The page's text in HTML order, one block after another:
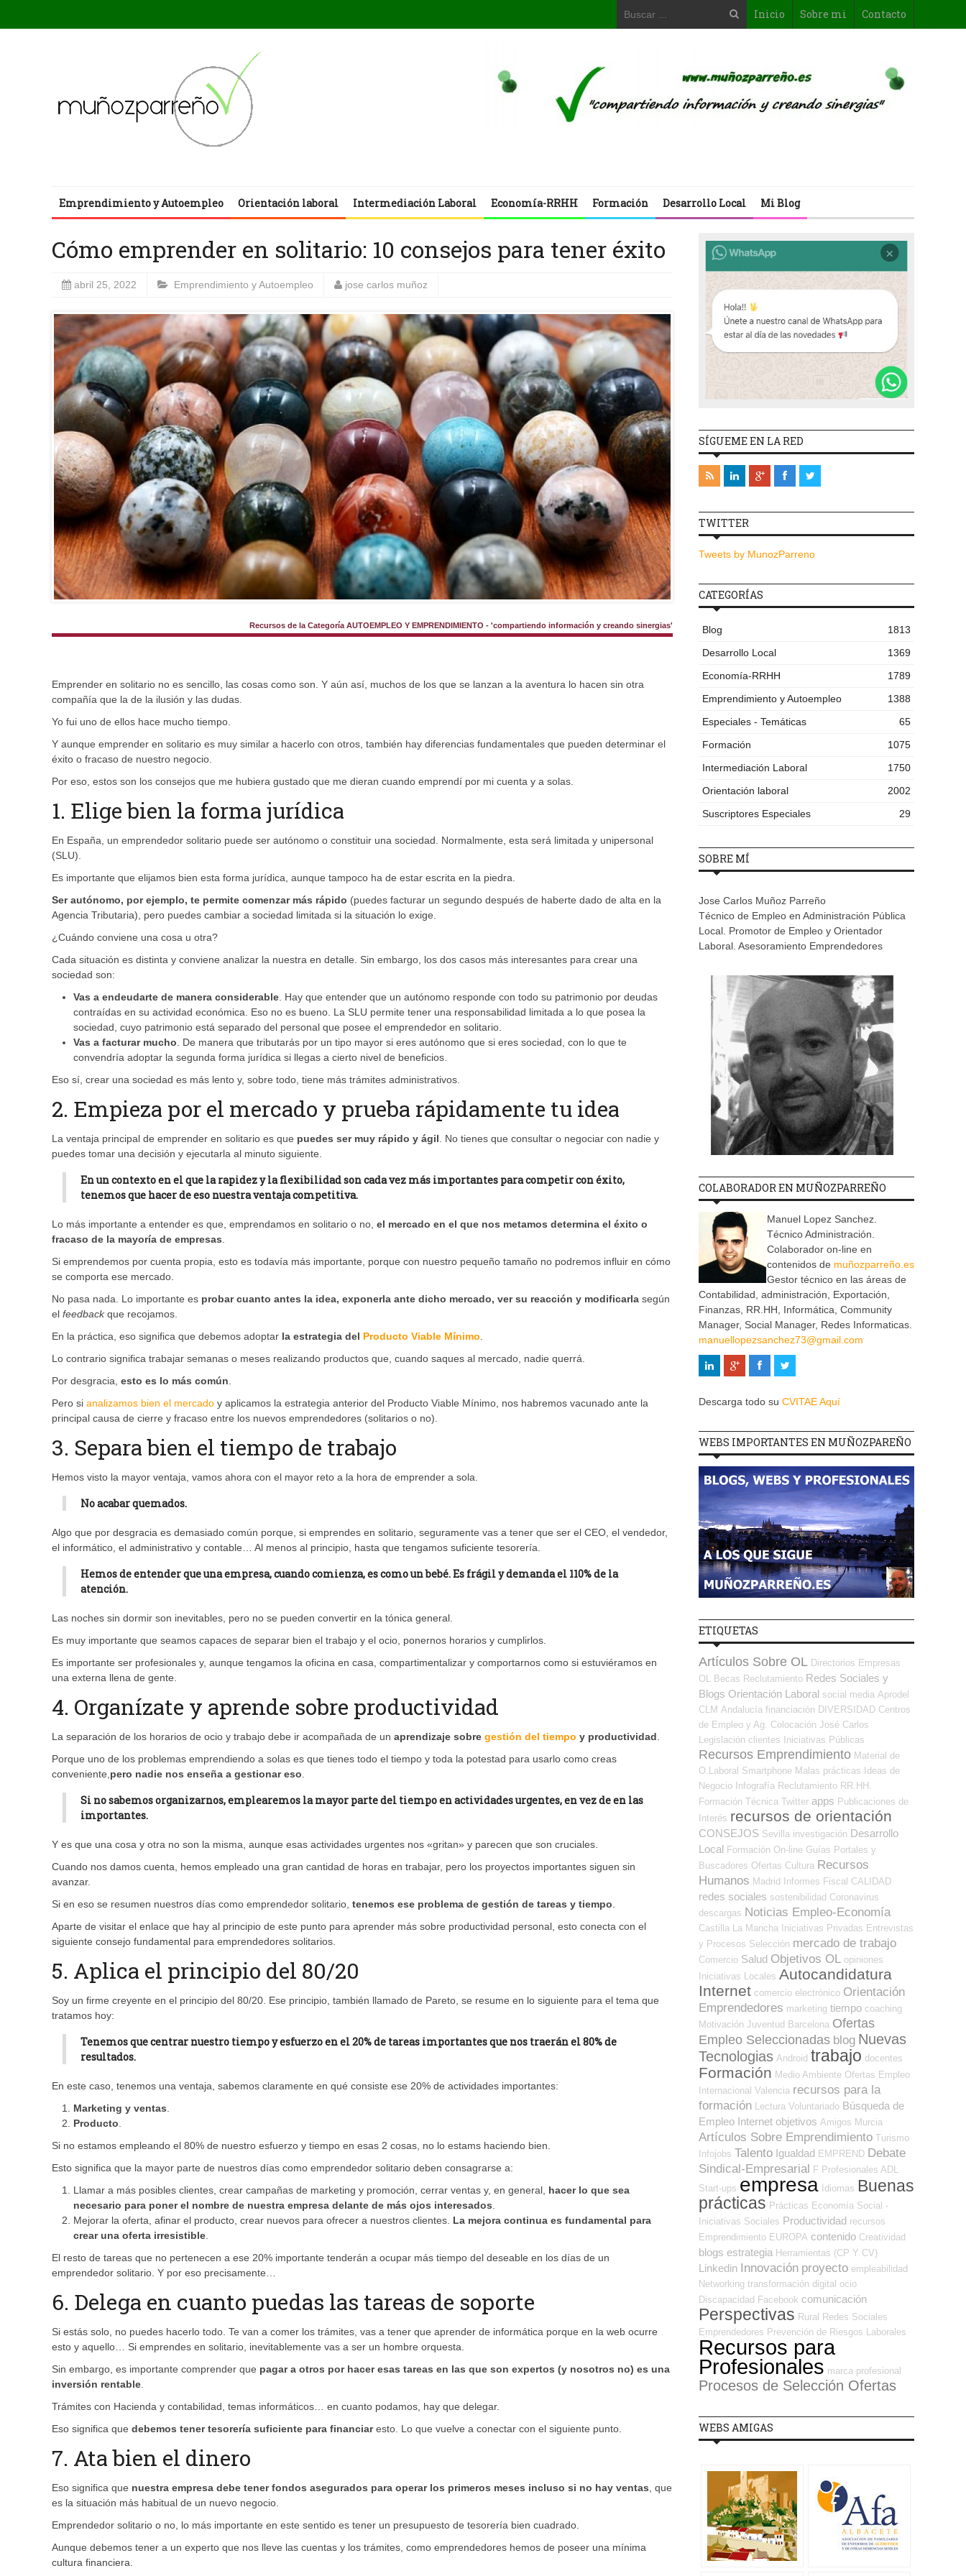
Inicio Sobre mi Contacto
Emprendimiento y Autoempleo Orientación laboral Intermediación Laboral Economía-RRHH Formación Desarrollo Local Mi Blog
Cómo emprender en solitario: 10 consejos para tener éxito
abril 25, 2022 Emprendimiento y Autoempleo jose carlos muñoz
Recursos de la Categoría AUTOEMPLEO Y EMPRENDIMIENTO - 'compartiendo información y creando sinergias'
Emprender en solitario no es sencillo, las cosas como son. Y aún así, muchos de los que se lanzan a la aventura lo hacen sin otra
compañía que la de la ilusión y las dudas.
Yo fui uno de ellos hace mucho tiempo.
Y aunque emprender en solitario es muy similar a hacerlo con otros, también hay diferencias fundamentales que pueden determinar el
éxito o fracaso de nuestro negocio.
Por eso, estos son los consejos que me hubiera gustado que me dieran cuando emprendí por mi cuenta y a solas.
1. Elige bien la forma jurídica
En España, un emprendedor solitario puede ser autónomo o constituir una sociedad. Normalmente, esta será limitada y unipersonal
(SLU).
Es importante que elijamos bien esta forma jurídica, aunque tampoco ha de estar escrita en la piedra.
Ser autónomo, por ejemplo, te permite comenzar más rápido (puedes facturar un segundo después de haberte dado de alta en la
Agencia Tributaria), pero puedes cambiar a sociedad limitada si la situación lo exige.
¿Cuándo conviene una cosa u otra?
Cada situación es distinta y conviene analizar la nuestra en detalle. Sin embargo, los dos casos más interesantes para crear una
sociedad son:
Vas a endeudarte de manera considerable. Hay que entender que un autónomo responde con todo su patrimonio por deudas
contraídas en su actividad económica. Eso no es bueno. La SLU permite tener una responsabilidad limitada a lo que posea la
sociedad, cuyo patrimonio está separado del personal que posee el emprendedor en solitario.
Vas a facturar mucho. De manera que tributarás por un tipo mayor si eres autónomo que si eres sociedad, con lo que te
convendría adoptar la segunda forma jurídica si llegas a cierto nivel de beneficios.
Eso sí, crear una sociedad es más lento y, sobre todo, tiene más trámites administrativos.
2. Empieza por el mercado y prueba rápidamente tu idea
La ventaja principal de emprender en solitario es que puedes ser muy rápido y ágil. No tienes que consultar o negociar con nadie y
puedes tomar una decisión y ejecutarla al minuto siguiente.
En un contexto en el que la rapidez y la flexibilidad son cada vez más importantes para competir con éxito,
tenemos que hacer de eso nuestra ventaja competitiva.
Lo más importante a entender es que, emprendamos en solitario o no, el mercado en el que nos metamos determina el éxito o
fracaso de la mayoría de empresas.
Si emprendemos por cuenta propia, esto es todavía más importante, porque con nuestro pequeño tamaño no podremos influir en cómo
se comporta ese mercado.
No pasa nada. Lo importante es probar cuanto antes la idea, exponerla ante dicho mercado, ver su reacción y modificarla según
el feedbackque recojamos.
En la práctica, eso significa que debemos adoptar la estrategia del Producto Viable Mínimo.
Lo contrario significa trabajar semanas o meses realizando productos que, cuando saques al mercado, nadie querrá.
Por desgracia, esto es lo más común.
Pero si analizamos bien el mercado y aplicamos la estrategia anterior del Producto Viable Mínimo, nos habremos vacunado ante la
principal causa de cierre y fracaso entre los nuevos emprendedores (solitarios o no).
3. Separa bien el tiempo de trabajo
Hemos visto la mayor ventaja, vamos ahora con el mayor reto a la hora de emprender a sola.
No acabar quemados.
Algo que por desgracia es demasiado común porque, si emprendes en solitario, seguramente vas a tener que ser el CEO, el vendedor,
el informático, el administrativo y contable… Al menos al principio, hasta que tengamos suficiente tesorería.
Hemos de entender que una empresa, cuando comienza, es como un bebé.Es frágil y demanda el 110% de la
atención.
Las noches sin dormir son inevitables, pero no se pueden convertir en la tónica general.
Es muy importante que seamos capaces de separar bien el trabajo y el ocio, ponernos horarios y cumplirlos.
Es importante ser profesionales y, aunque tengamos la oficina en casa, compartimentalizar y comportarnos como si estuviéramos en
una externa llena de gente.
4. Organízate y aprende sobre productividad
La separación de los horarios de ocio y trabajo debe ir acompañada de un aprendizaje sobre gestión del tiempo y productividad.
Porque uno de los problemas emprendiendo a solas es que tienes todo el tiempo y toda la potestad para usarlo como creas
conveniente,pero nadie nos enseña a gestionar eso.
Si no sabemos organizarnos,emplearemos la mayor parte del tiempo en actividades urgentes, en vez de en las
importantes.
Y es que una cosa y otra no son la misma, aunque esas actividades urgentes nos «gritan» y parecen que son cruciales.
Cuando nos damos cuenta, hemos empleado una gran cantidad de horas en trabajar, pero los proyectos importantes siguen sin
avanzar.
Si en eso se resumen nuestros días como emprendedor solitario, tenemos ese problema de gestión de tareas y tiempo.
Aparte de visitar el enlace que hay al principio de este punto para aprender más sobre productividad personal, esto conecta con el
siguiente consejo fundamental para emprendedores solitarios.
5. Aplica el principio del 80/20
Soy un firme creyente en el principio del 80/20. Ese principio, también llamado de Pareto, se resume en lo siguiente para el tema que
tratamos hoy:
Tenemos que centrar nuestro tiempo y esfuerzoen el 20% de tareas importantes que nos traerán el 80% de
resultados.
En este caso, tenemos una ventaja, sabemos claramente en qué consiste ese 20% de actividades importantes:
Marketing y ventas.
Producto.
Si no estamos empleando el 80% de nuestro esfuerzo y tiempo en esas 2 cosas, no lo estams haciendo bien.
Esto significa que la mayor parte de nuestros días como emprendedor solitario deben consagrarse a:
Llamar a más posibles clientes, crear campañas de marketing y promoción, cerrar ventas y, en general, hacer lo que sea
necesario para poner el nombre de nuestra empresa delante de más ojos interesados.
Mejorar la oferta, afinar el producto, crear nuevos para ofrecer a nuestros clientes. La mejora continua es fundamental para
crear una oferta irresistible.
El resto de tareas que no pertenecen a ese 20% importante tenderán a ocupar más tiempo del deseable en los días de un
emprendedor solitario. Y por eso precisamente…
6. Delega en cuanto puedas las tareas de soporte
Si estás solo, no puedes hacerlo todo. Te van a comer los trámites, vas a tener que aprender de informática porque en la web ocurre
esto y aquello… Si emprendes en solitario, inevitablemente vas a ser un hombre orquesta.
Sin embargo, es importante comprender que pagar a otros por hacer esas tareas en las que son expertos (y nosotros no) es una
inversión rentable.
Trámites con Hacienda y contabilidad, temas informáticos… en cuanto podamos, hay que delegar.
Eso significa que debemos tener tesorería suficiente para financiaresto. Lo que vuelve a conectar con el siguiente punto.
7. Ata bien el dinero
Eso significa que nuestra empresa debe tener fondos asegurados para operar los primeros meses incluso si no hay ventas, que
es la situación más habitual de un nuevo negocio.
Emprendedor solitario o no, lo más importante en este sentido es tener un presupuesto de tesorería bien cuadrado.
Aunque debemos tener a un experto que nos lleve las cuentas y los trámites, como emprendedores hemos de poseer una mínima
cultura financiera.
SÍGUEME EN LA RED
TWITTER
Tweets by MunozParreno
CATEGORÍAS
Blog
1813
Desarrollo Local
1369
Economía-RRHH
1789
Emprendimiento y Autoempleo
1388
Especiales - Temáticas
65
Formación
1075
Intermediación Laboral
1750
Orientación laboral
2002
Suscriptores Especiales
29
SOBRE MÍ
Jose Carlos Muñoz Parreño
Técnico de Empleo en Administración Pública
Local. Promotor de Empleo y Orientador
Laboral. Asesoramiento Emprendedores
COLABORADOR EN MUÑOZPARREÑO
Manuel Lopez Sanchez.
Técnico Administración.
Colaborador on-line en
contenidos de muñozparreño.es
Gestor técnico en las áreas de
Contabilidad, administración, Exportación,
Finanzas, RR.HH, Informática, Community
Manager, Social Manager, Redes Informaticas.
manuellopezsanchez73@gmail.com
Descarga todo su CVITAE Aquí
WEBS IMPORTANTES EN MUÑOZPAREÑO
ETIQUETAS
Artículos Sobre OL Directorios Empresas
OL
Becas Reclutamiento Redes Sociales y
Blogs Orientación Laboral social media Aprodel
CLM Andalucía financiación DIVERSIDAD Centros
de Empleo y Ag. Colocación José Carlos
Legislación clientes Iniciativas Públicas
Recursos Emprendimiento Material de
O.Laboral Smartphone Malas prácticas
Ideas de
Negocio Infografía Reclutamiento RR.HH.
Formación Técnica Twitter apps Publicaciones de
Interés recursos de orientación
CONSEJOS Sevilla investigación Desarrollo
Local Formación On-line Guías Portales y
Buscadores Ofertas Cultura Recursos
Humanos Madrid Informes Fiscal CALIDAD
redes sociales sostenibilidad Coronavirus
descargas Noticias Empleo-Economía
Castilla La Mancha Iniciativas Privadas Entrevistas
y Procesos Selección mercado de trabajo
Comercio Salud Objetivos OL opiniones
Iniciativas Locales Autocandidatura
Internet comercio electrónico Orientación
Emprendedores marketing tiempo coaching
Motivación Juventud Barcelona Ofertas
Empleo Seleccionadas blog Nuevas
Tecnologias Android trabajo docentes
Formación Medio Ambiente Ofertas Empleo
Internacional Valencia recursos para la
formación
Lectura Voluntariado Búsqueda de
Empleo Internet objetivos Amigos Murcia
Artículos Sobre Emprendimiento Turismo
Infojobs Talento Igualdad EMPREND Debate
Sindical-Empresarial F Profesionales ADL
Start-ups empresa Idiomas Buenas
prácticas Prácticas Economía Social -
Iniciativas Sociales Productividad recursos
Emprendimiento EUROPA contenido Creatividad
blogs estrategia Herramientas (CP Y CV)
Linkedin Innovación proyecto empleabilidad
Networking transformación digital ocio
Discapacidad Facebook comunicación
Perspectivas Rural
Redes Sociales
Emprendedores Prevención de Riesgos Laborales
Recursos para
Profesionales marca profesional
Procesos de Selección Ofertas
WEBS AMIGAS